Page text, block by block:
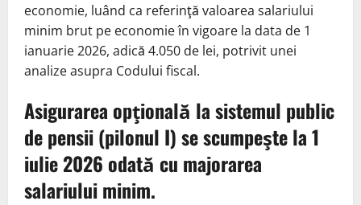
economie, luând ca referinţă valoarea salariului
minim brut pe economie în vigoare la data de 1
ianuarie 2026, adică 4.050 de lei, potrivit unei
analize asupra Codului fiscal.
Asigurarea opţională la sistemul public
de pensii (pilonul I) se scumpeşte la 1
iulie 2026 odată cu majorarea
salariului minim.